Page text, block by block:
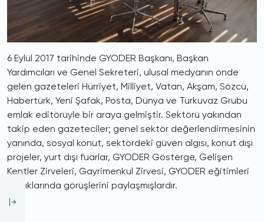
6 Eylül 2017 tarihinde GYODER Başkanı, Başkan
Yardımcıları ve Genel Sekreteri, ulusal medyanın önde
gelen gazeteleri Hürriyet, Milliyet, Vatan, Akşam, Sözcü,
Habertürk, Yeni Şafak, Posta, Dünya ve Turkuvaz Grubu
emlak editörüyle bir araya gelmiştir. Sektörü yakından
takip eden gazeteciler; genel sektör değerlendirmesinin
yanında, sosyal konut, sektördeki güven algısı, konut dışı
projeler, yurt dışı fuarlar, GYODER Gösterge, Gelişen
Kentler Zirveleri, Gayrimenkul Zirvesi, GYODER eğitimleri
başlıklarında görüşlerini paylaşmışlardır.